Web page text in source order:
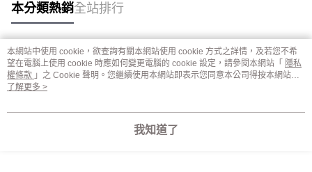
本分類熱銷全站排行
熱門標籤
本網站中使用 cookie，欲查詢有關本網站使用 cookie 方式之詳情，及若您不希
望在電腦上使用 cookie 時應如何變更電腦的 cookie 設定，請參閱本網站「 隱私
權條款 」之 Cookie 聲明。您繼續使用本網站即表示您同意本公司得按本網站使
用條款之 Cookie 聲明使用 cookie。
了解更多 >
我知道了